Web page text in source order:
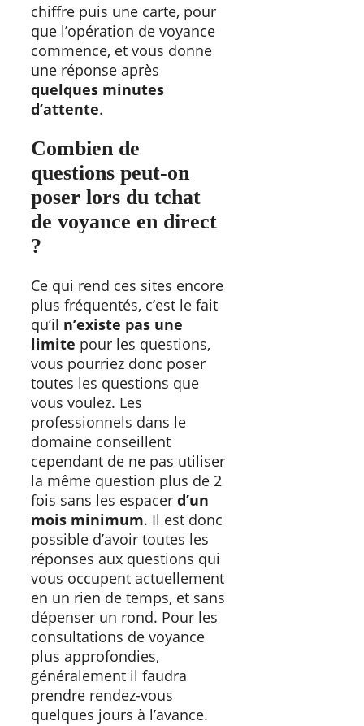
chiffre puis une carte, pour
que l’opération de voyance
commence, et vous donne
une réponse après
quelques minutes
d’attente.
Combien de
questions peut-on
poser lors du tchat
de voyance en direct
?
Ce qui rend ces sites encore
plus fréquentés, c’est le fait
qu’il n’existe pas une
limite pour les questions,
vous pourriez donc poser
toutes les questions que
vous voulez. Les
professionnels dans le
domaine conseillent
cependant de ne pas utiliser
la même question plus de 2
fois sans les espacer d’un
mois minimum. Il est donc
possible d’avoir toutes les
réponses aux questions qui
vous occupent actuellement
en un rien de temps, et sans
dépenser un rond. Pour les
consultations de voyance
plus approfondies,
généralement il faudra
prendre rendez-vous
quelques jours à l’avance.